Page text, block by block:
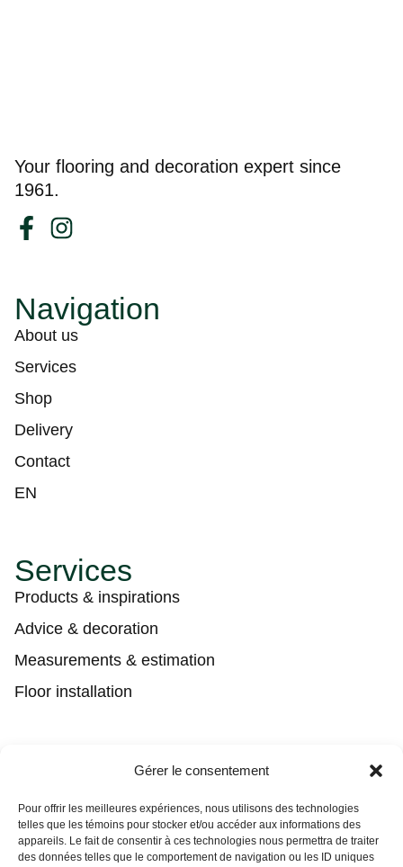
Gérer le consentement
Pour offrir les meilleures expériences, nous utilisons des technologies
telles que les témoins pour stocker et/ou accéder aux informations des
appareils. Le fait de consentir à ces technologies nous permettra de traiter
des données telles que le comportement de navigation ou les ID uniques
Your flooring and decoration expert since
1961.
Navigation
About us
Services
Shop
Delivery
Contact
EN
Services
Products & inspirations
Advice & decoration
Measurements & estimation
Floor installation
tgl@tapisguylaberge.com